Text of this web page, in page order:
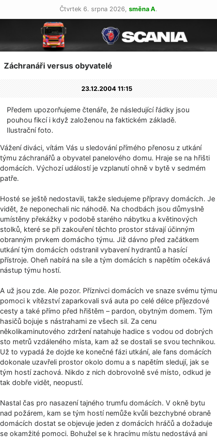
Čtvrtek 6. srpna 2026, směna A.
Záchranáři versus obyvatelé
23.12.2004 11:15
Předem upozorňujeme čtenáře, že následující řádky jsou
pouhou fikcí i když založenou na faktickém základě.
Ilustrační foto.
Vážení diváci, vítám Vás u sledování přímého přenosu z utkání
týmu záchranářů a obyvatel panelového domu. Hraje se na hřišti
domácích. Výchozí událostí je vzplanutí ohně v bytě v sedmém
patře.
Hosté se ještě nedostavili, takže sledujeme přípravy domácích. Je
vidět, že neponechali nic náhodě. Na chodbách jsou důmyslně
umístěny překážky v podobě starého nábytku a květinových
stolků, které se při zakouření těchto prostor stávají účinným
obranným prvkem domácího týmu. Již dávno před začátkem
utkání tým domácích odstranil vybavení hydrantů a hasící
přístroje. Oheň nabírá na síle a tým domácích s napětím očekává
nástup týmu hostí.
A už jsou zde. Ale pozor. Příznivci domácích ve snaze svému týmu
pomoci k vítězství zaparkovali svá auta po celé délce příjezdové
cesty a také přímo před hřištěm – pardon, obytným domem. Tým
hasičů bojuje s nástrahami ze všech sil. Za cenu
několikaminutového zdržení natahuje hadice s vodou od dobrých
sto metrů vzdáleného místa, kam až se dostali se svou technikou.
Už to vypadá že dojde ke konečné fázi utkání, ale fans domácích
dokonale uzavřeli prostor okolo domu a s napětím sledují, jak se
tým hostí zachová. Nikdo z nich dobrovolně své místo, odkud je
tak dobře vidět, neopustí.
Nastal čas pro nasazení tajného trumfu domácích. V okně bytu
nad požárem, kam se tým hostí nemůže kvůli bezchybné obraně
domácích dostat se objevuje jeden z domácích hráčů a dožaduje
se okamžité pomoci. Bohužel se k hracímu místu nedostává ani